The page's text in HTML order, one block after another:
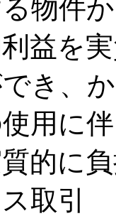
物件
益を
き、
用に
的に
取引